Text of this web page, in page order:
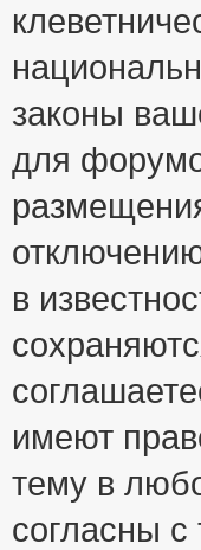
законы
для
в
имеют
тему в
согласны